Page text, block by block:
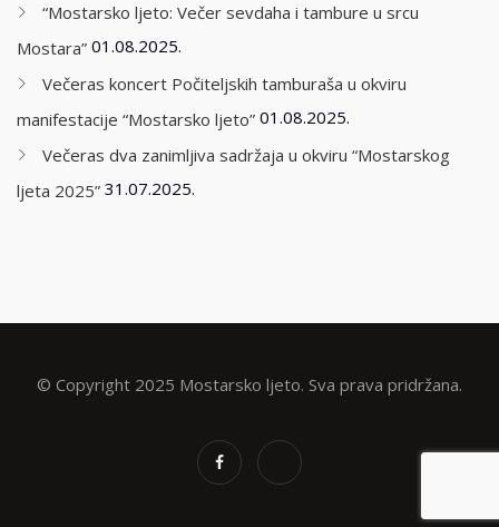
“Mostarsko ljeto: Večer sevdaha i tambure u srcu
Mostara” 01.08.2025.
Večeras koncert Počiteljskih tamburaša u okviru
manifestacije “Mostarsko ljeto” 01.08.2025.
Večeras dva zanimljiva sadržaja u okviru “Mostarskog
ljeta 2025” 31.07.2025.
© Copyright 2025 Mostarsko ljeto. Sva prava pridržana.